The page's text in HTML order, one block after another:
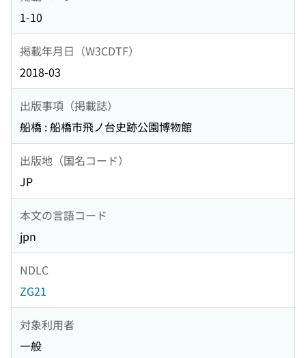
1-10
掲載年月日（W3CDTF）
2018-03
出版事項（掲載誌）
船橋 : 船橋市飛ノ台史跡公園博物館
出版地（国名コード）
JP
本文の言語コード
jpn
NDLC
ZG21
対象利用者
一般